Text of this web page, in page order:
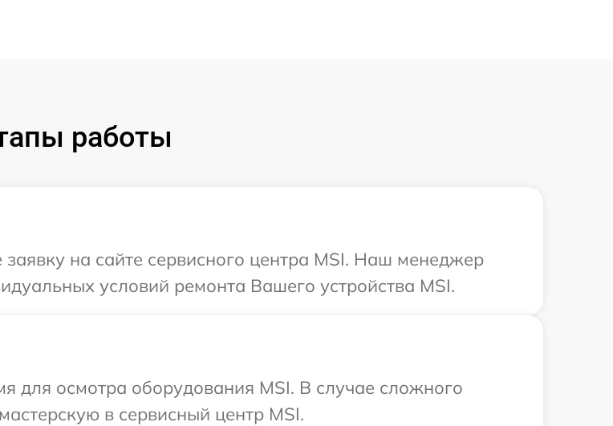
работы
на сайте сервисного центра MSI. Наш менеджер
условий ремонта Вашего устройства MSI.
для осмотра оборудования MSI. В случае сложного
в сервисный центр MSI.